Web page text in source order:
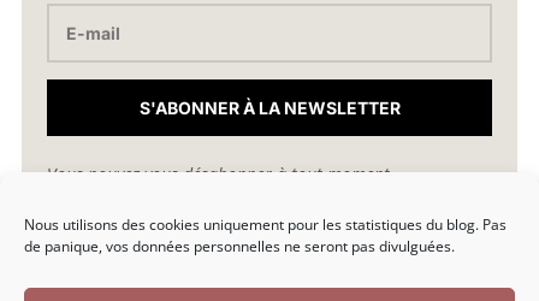
Nous utilisons des cookies uniquement pour les statistiques du blog. Pas
de panique, vos données personnelles ne seront pas divulguées.
S'ABONNER À LA NEWSLETTER
Vous pouvez vous désabonner à tout moment.
hello@marionlibro.fr